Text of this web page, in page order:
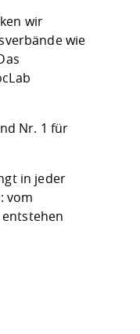
wir
wie
Nr. 1 für
in jeder
vom